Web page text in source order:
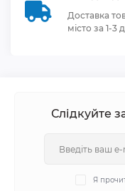
Доставка
місто за 1-3
Слідкуйте
Я